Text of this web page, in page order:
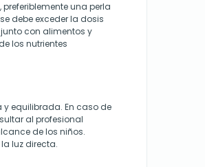
una perla
debe exceder la dosis
con alimentos y
los nutrientes
equilibrada. En caso de
al profesional
de los niños.
luz directa.